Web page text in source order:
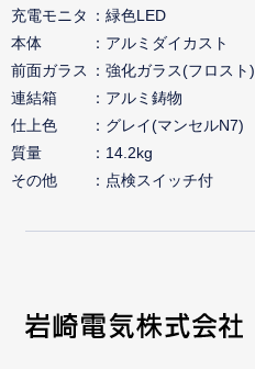
充電モニタ
緑色LED
本体
アルミダイカスト
前面ガラス
強化ガラス(フロスト)
連結箱
アルミ鋳物
仕上色
グレイ(マンセルN7)
質量
14.2kg
その他
点検スイッチ付